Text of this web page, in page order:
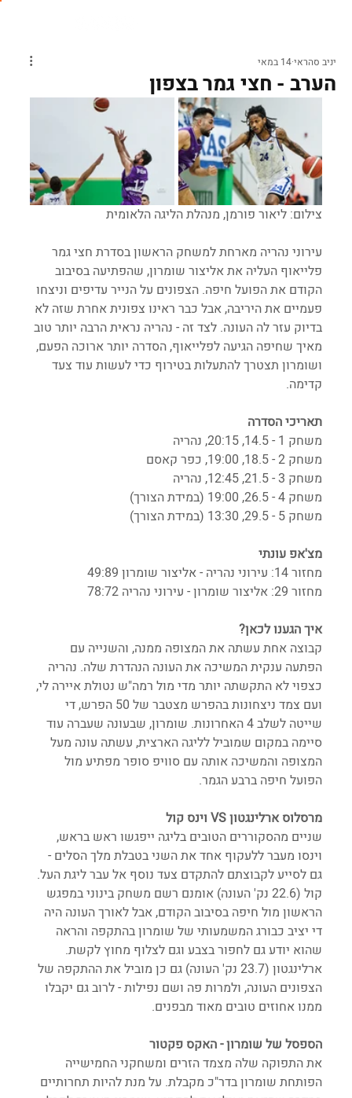
הערב - חצי גמר בצפון
יניב סהראי14 במאי
צילום: ליאור פורמן, מנהלת הליגה הלאומית
עירוני נהריה מארחת למשחק הראשון בסדרת חצי גמר
פלייאוף העליה את אליצור שומרון, שהפתיעה בסיבוב
הקודם את הפועל חיפה. הצפונים על הנייר עדיפים וניצחו
פעמיים את היריבה, אבל כבר ראינו צפונית אחרת שזה לא
בדיוק עזר לה העונה. לצד זה - נהריה נראית הרבה יותר טוב
מאיך שחיפה הגיעה לפלייאוף, הסדרה יותר ארוכה הפעם,
ושומרון תצטרך להתעלות בטירוף כדי לעשות עוד צעד
קדימה.
תאריכי הסדרה
משחק 1 - 14.5, 20:15, נהריה
משחק 2 - 18.5, 19:00, כפר קאסם
משחק 3 - 21.5, 12:45, נהריה
משחק 4 - 26.5, 19:00 (במידת הצורך)
משחק 5 - 29.5, 13:30 (במידת הצורך)
מצ'אפ עונתי
מחזור 14: עירוני נהריה - אליצור שומרון 49:89
מחזור 29: אליצור שומרון - עירוני נהריה 78:72
איך הגענו לכאן?
קבוצה אחת עשתה את המצופה ממנה, והשנייה עם
הפתעה ענקית המשיכה את העונה הנהדרת שלה. נהריה
כצפוי לא התקשתה יותר מדי מול רמה"ש נטולת איירה לי,
ועם צמד ניצחונות בהפרש מצטבר של 50 הפרש, די
שייטה לשלב 4 האחרונות. שומרון, שבעונה שעברה עוד
סיימה במקום שמוביל לליגה הארצית, עשתה עונה מעל
המצופה והמשיכה אותה עם סוויפ סופר מפתיע מול
הפועל חיפה ברבע הגמר.
מרסלוס ארלינגטון VS וינס קול
שניים מהסקוררים הטובים בליגה ייפגשו ראש בראש,
וינסו מעבר ללעקוף אחד את השני בטבלת מלך הסלים -
גם לסייע לקבוצתם להתקדם צעד נוסף אל עבר ליגת העל.
קול (22.6 נק' העונה) אומנם רשם משחק בינוני במפגש
הראשון מול חיפה בסיבוב הקודם, אבל לאורך העונה היה
די יציב כבורג המשמעותי של שומרון בהתקפה והראה
שהוא יודע גם לחפור בצבע וגם לצלוף מחוץ לקשת.
ארלינגטון (23.7 נק' העונה) גם כן מוביל את ההתקפה של
הצפונים העונה, ולמרות פה ושם נפילות - לרוב גם יקבלו
ממנו אחוזים טובים מאוד מבפנים.
הספסל של שומרון - האקס פקטור
את התפוקה שלה מצמד הזרים ומשחקני החמישייה
הפותחת שומרון בדר"כ מקבלת. על מנת להיות תחרותיים